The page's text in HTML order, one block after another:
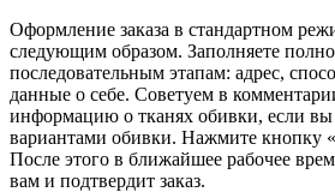
Оформление заказа в стандартном
следующим образом. Заполняете
последовательным этапам: адрес,
данные о себе. Советуем в
информацию о тканях обивки, если вы
вариантами обивки. Нажмите кнопку
После этого в ближайшее рабочее
вам и подтвердит заказ.